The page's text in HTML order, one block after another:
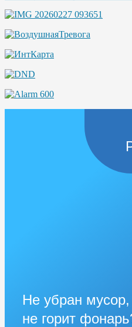
Не убран
не горит